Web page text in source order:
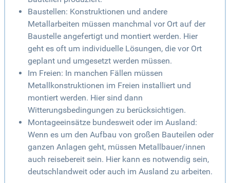
Baustellen: Konstruktionen und andere
Metallarbeiten müssen manchmal vor Ort auf der
Baustelle angefertigt und montiert werden. Hier
geht es oft um individuelle Lösungen, die vor Ort
geplant und umgesetzt werden müssen.
Im Freien: In manchen Fällen müssen
Metallkonstruktionen im Freien installiert und
montiert werden. Hier sind dann
Witterungsbedingungen zu berücksichtigen.
Montageeinsätze bundesweit oder im Ausland:
Wenn es um den Aufbau von großen Bauteilen oder
ganzen Anlagen geht, müssen Metallbauer/innen
auch reisebereit sein. Hier kann es notwendig sein,
deutschlandweit oder auch im Ausland zu arbeiten.